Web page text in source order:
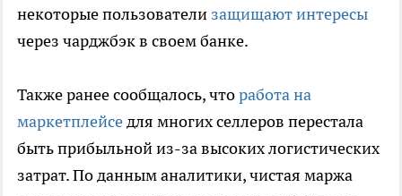
некоторые пользователи защищают интересы
через чарджбэк в своем банке.
Также ранее сообщалось, чторабота на
маркетплейседля многих селлеров перестала
быть прибыльной из-за высоких логистических
затрат. По данным аналитики, чистая маржа